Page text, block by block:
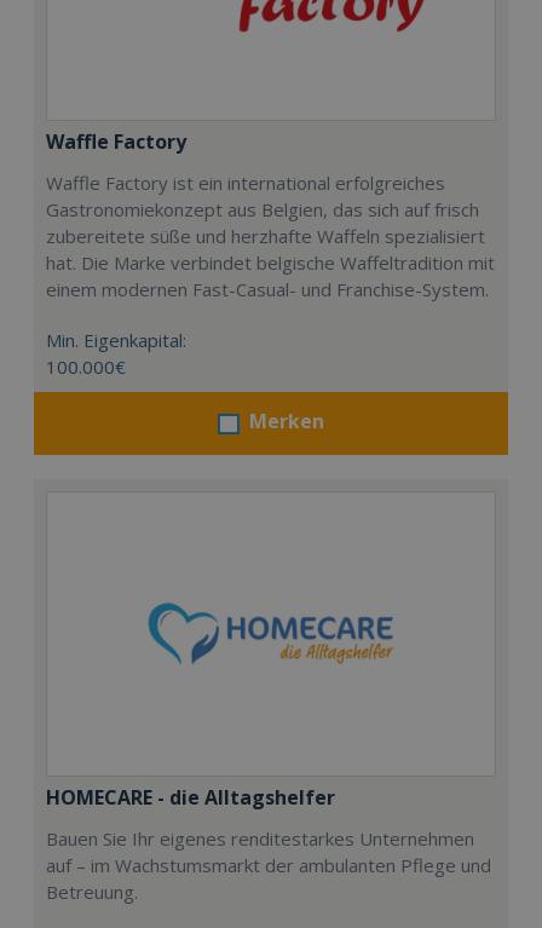
Waffle Factory
Waffle Factory ist ein international erfolgreiches
Gastronomiekonzept aus Belgien, das sich auf frisch
zubereitete süße und herzhafte Waffeln spezialisiert
hat. Die Marke verbindet belgische Waffeltradition mit
einem modernen Fast-Casual- und Franchise-System.
Min. Eigenkapital:
100.000€
Merken
HOMECARE - die Alltagshelfer
Bauen Sie Ihr eigenes renditestarkes Unternehmen
auf – im Wachstumsmarkt der ambulanten Pflege und
Betreuung.